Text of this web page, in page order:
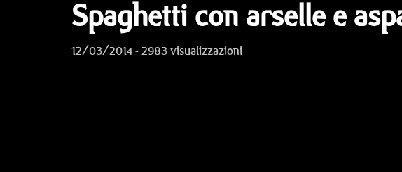
Spaghetti con arselle e
12/03/2014 - 2983 visualizzazioni